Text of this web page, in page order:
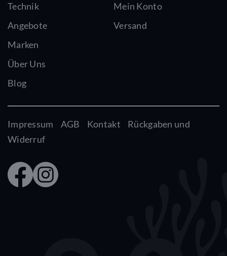
Technik
Angebote
Marken
Über Uns
Blog
Mein Konto
Versand
Impressum AGB Kontakt
Rückgaben und
Widerruf
Faceb
ook
Insta
gram